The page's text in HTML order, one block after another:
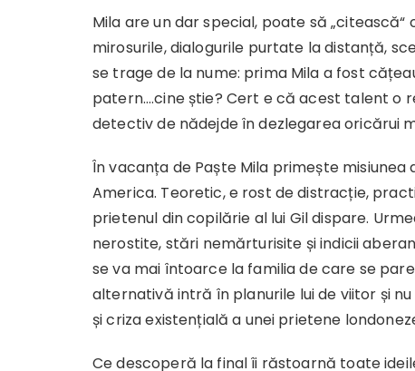
Mila are un dar special, poate să „citească“
mirosurile, dialogurile purtate la distanță,
se trage de la nume: prima Mila a fost
patern….cine știe? Cert e că acest talent o
detectiv de nădejde în dezlegarea oricărui
În vacanța de Paște Mila primește
America. Teoretic, e rost de distracție,
prietenul din copilărie al lui Gil dispare.
nerostite, stări nemărturisite și indicii
se va mai întoarce la familia de care se
alternativă intră în planurile lui de viitor și
și criza existențială a unei prietene
Ce descoperă la final îi răstoarnă toate